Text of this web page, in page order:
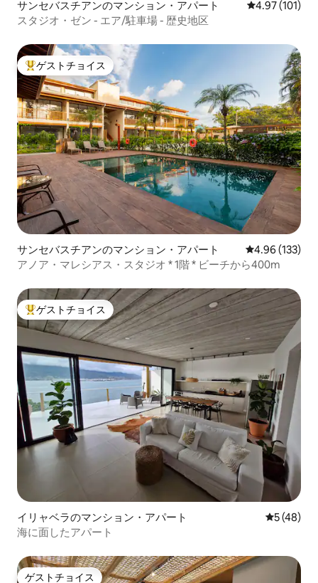
サンセバスチアンのマンション・アパート レビュー101
4.97 (101)
スタジオ・ゼン - エア/駐車場 - 歴史地区
大好評のゲストチョイスです。
ゲストチョイス
サンセバスチアンのマンション・アパート レビュー133
4.96 (133)
アノア・マレシアス・スタジオ * 1階 * ビーチから400m
大好評のゲストチョイスです。
ゲストチョイス
イリャベラのマンション・アパート レビュー
5 (48)
海に面したアパート
ゲストチョイス